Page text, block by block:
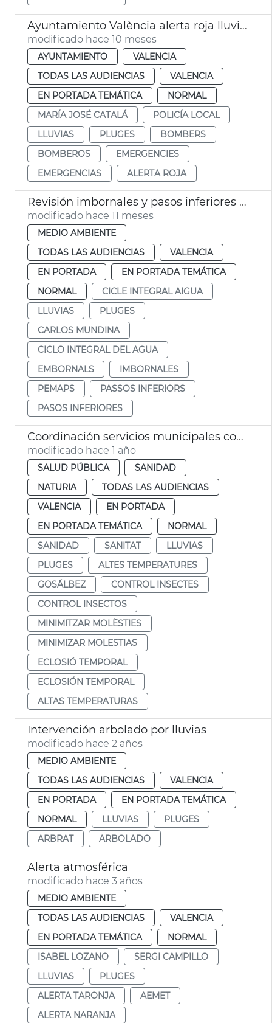
Ayuntamiento València alerta roja lluvias
modificado hace 10 meses
AYUNTAMIENTO
VALENCIA
TODAS LAS AUDIENCIAS
VALENCIA
EN PORTADA TEMÁTICA
NORMAL
MARÍA JOSÉ CATALÁ
POLICÍA LOCAL
LLUVIAS
PLUGES
BOMBERS
BOMBEROS
EMERGENCIES
EMERGENCIAS
ALERTA ROJA
Revisión imbornales y pasos inferiores por lluvias
modificado hace 11 meses
MEDIO AMBIENTE
TODAS LAS AUDIENCIAS
VALENCIA
EN PORTADA
EN PORTADA TEMÁTICA
NORMAL
CICLE INTEGRAL AIGUA
LLUVIAS
PLUGES
CARLOS MUNDINA
CICLO INTEGRAL DEL AGUA
EMBORNALS
IMBORNALES
PEMAPS
PASSOS INFERIORS
PASOS INFERIORES
Coordinación servicios municipales control eclosión insectos
modificado hace 1 año
SALUD PÚBLICA
SANIDAD
NATURIA
TODAS LAS AUDIENCIAS
VALENCIA
EN PORTADA
EN PORTADA TEMÁTICA
NORMAL
SANIDAD
SANITAT
LLUVIAS
PLUGES
ALTES TEMPERATURES
GOSÁLBEZ
CONTROL INSECTES
CONTROL INSECTOS
MINIMITZAR MOLÈSTIES
MINIMIZAR MOLESTIAS
ECLOSIÓ TEMPORAL
ECLOSIÓN TEMPORAL
ALTAS TEMPERATURAS
Intervención arbolado por lluvias
modificado hace 2 años
MEDIO AMBIENTE
TODAS LAS AUDIENCIAS
VALENCIA
EN PORTADA
EN PORTADA TEMÁTICA
NORMAL
LLUVIAS
PLUGES
ARBRAT
ARBOLADO
Alerta atmosférica
modificado hace 3 años
MEDIO AMBIENTE
TODAS LAS AUDIENCIAS
VALENCIA
EN PORTADA TEMÁTICA
NORMAL
ISABEL LOZANO
SERGI CAMPILLO
LLUVIAS
PLUGES
ALERTA TARONJA
AEMET
ALERTA NARANJA